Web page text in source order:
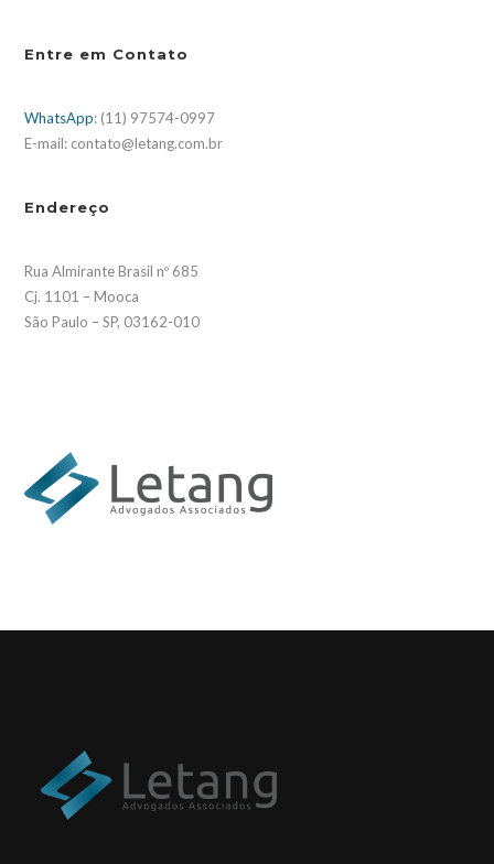
Entre em Contato
WhatsApp: (11) 97574-0997
E-mail: contato@letang.com.br
Endereço
Rua Almirante Brasil nº 685
Cj. 1101 – Mooca
São Paulo – SP, 03162-010